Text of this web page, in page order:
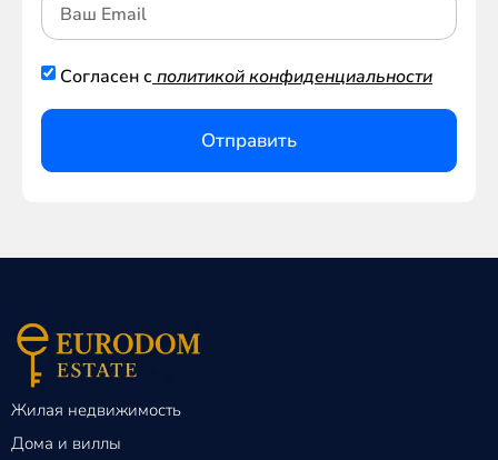
Согласен с политикой конфиденциальности
Отправить
Жилая недвижимость
Дома и виллы